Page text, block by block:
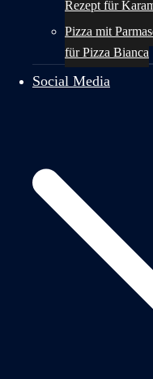
Rezept für
Pizza mit
für Pizza Bianca
Social Media